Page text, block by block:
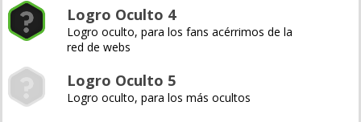
Logro Oculto 4
Logro oculto, para los fans acérrimos de la
red de webs
Logro Oculto 5
Logro oculto, para los más ocultos